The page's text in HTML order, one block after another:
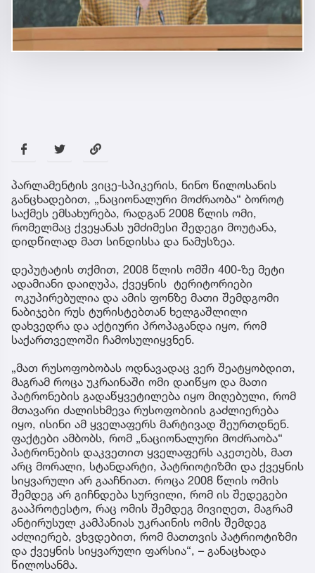
პარლამენტის ვიცე-სპიკერის, ნინო წილოსანის
განცხადებით, „ნაციონალური მოძრაობა“ ბოროტ
საქმეს ემსახურება, რადგან 2008 წლის ომი,
რომელმაც ქვეყანას უმძიმესი შედეგი მოუტანა,
დიდწილად მათ სინდისსა და ნამუსზეა.
დეპუტატის თქმით, 2008 წლის ომში 400-ზე მეტი
ადამიანი დაიღუპა, ქვეყნის ტერიტორიები
ოკუპირებულია და ამის ფონზე მათი შემდგომი
ნაბიჯები რუს ტურისტებთან ხელგაშლილი
დახვედრა და აქტიური პროპაგანდა იყო, რომ
საქართველოში ჩამოსულიყვნენ.
„მათ რუსოფობობას ოდნავადაც ვერ შეატყობდით,
მაგრამ როცა უკრაინაში ომი დაიწყო და მათი
პატრონების გადაწყვეტილება იყო მიღებული, რომ
მთავარი ძალისხმევა რუსოფობიის გაძლიერება
იყო, ისინი ამ ყველაფერს მარტივად შეურთდნენ.
ფაქტები ამბობს, რომ „ნაციონალური მოძრაობა“
პატრონების დაკვეთით ყველაფერს აკეთებს, მათ
არც მორალი, სტანდარტი, პატრიოტიზმი და ქვეყნის
სიყვარული არ გააჩნიათ. როცა 2008 წლის ომის
შემდეგ არ გიჩნდება სურვილი, რომ ის შედეგები
გააპროტესტო, რაც ომის შემდეგ მივიღეთ, მაგრამ
ანტირუსულ კამპანიას უკრაინის ომის შემდეგ
აძლიერებ, ვხვდებით, რომ მათთვის პატრიოტიზმი
და ქვეყნის სიყვარული ფარსია“, – განაცხადა
წილოსანმა.